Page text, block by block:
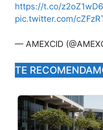
https://t.co/
pic.twitter.com/
— AMEXCID
TE